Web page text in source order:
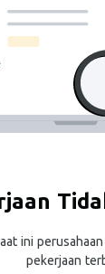
ini
pekerjaan